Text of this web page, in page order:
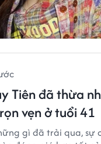
Tiên đã thừa
vẹn ở tuổi 41
gì đã trải qua, sự